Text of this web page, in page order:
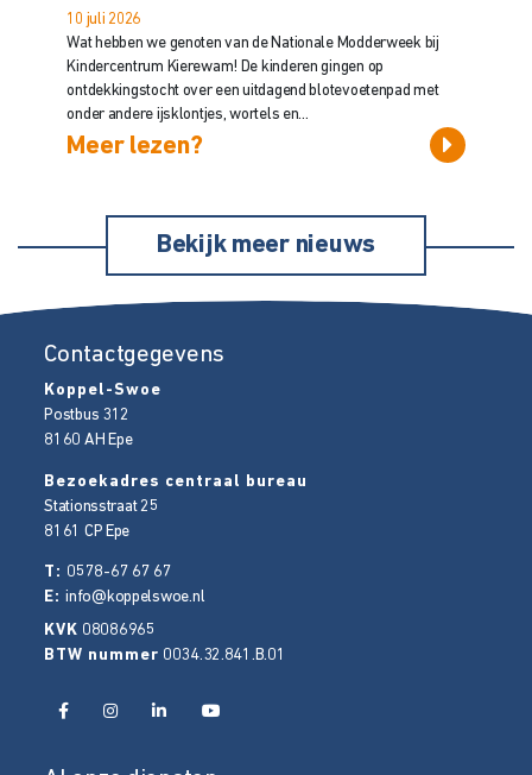
10 juli 2026
Wat hebben we genoten van de Nationale Modderweek bij
Kindercentrum Kierewam! De kinderen gingen op
ontdekkingstocht over een uitdagend blotevoetenpad met
onder andere ijsklontjes, wortels en...
Meer lezen?
Bekijk meer nieuws
Contactgegevens
Koppel-Swoe
Postbus 312
8160 AH Epe
Bezoekadres centraal bureau
Stationsstraat 25
8161 CP Epe
T: 0578-67 67 67
E:info@koppelswoe.nl
KVK 08086965
BTW nummer 0034.32.841.B.01